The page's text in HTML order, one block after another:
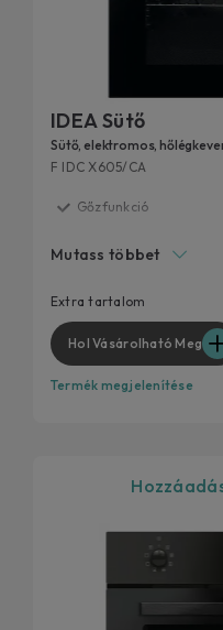
IDEA Sütő
Sütő, elektromos,
F IDC X605/CA
Gőzfunkció
Oldalsó sínek
Mutass többet
Extra tartalom
Hol Vásárolható Meg
Termék megjelenítése